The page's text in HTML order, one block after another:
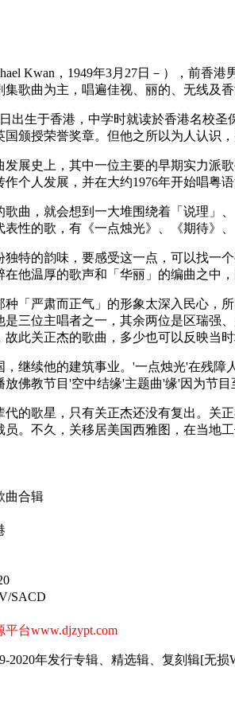
Kwan，1949年3月27日－），前香
歌曲为主，唱遍佳视、丽的、无线及
出生于香港，中学时就读於香港名校
国颁授荣誉奖章。但他之所以为人认识
发展史上，其中一位主要的早期实力派
个人发展，并在大约1976年开始唱粤
歌曲，就会想到一大堆围绕着「说理」
表性的歌，有《一点烛光》、《期待》
独特的韵味，要感受这一点，可以找一
在他温厚的歌声和「华丽」的编曲之中
「严肃而正气」的形象太深入民心，
是三位主唱者之一，其余两位是区瑞强
此关正杰的歌曲，多少也可以反映当时
，继续他的建筑事业。'一点烛光'在残
佛教节目'空中结缘'主题曲'缘'因为节目
代的歌星，只有关正杰还没有复出。关
员。不久，关移居美国西雅图，在当地
曲合辑
SACD
平台www.djzypt.com
2020年发行专辑、精选辑、复刻辑[无